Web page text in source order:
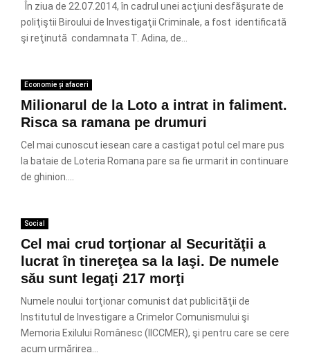
În ziua de 22.07.2014, în cadrul unei acţiuni desfăşurate de
poliţiştii Biroului de Investigaţii Criminale, a fost identificată
şi reţinută condamnata T. Adina, de...
Economie și afaceri
Milionarul de la Loto a intrat in faliment.
Risca sa ramana pe drumuri
Cel mai cunoscut iesean care a castigat potul cel mare pus
la bataie de Loteria Romana pare sa fie urmarit in continuare
de ghinion....
Social
Cel mai crud torţionar al Securităţii a
lucrat în tinereţea sa la Iaşi. De numele
său sunt legaţi 217 morţi
Numele noului torţionar comunist dat publicităţii de
Institutul de Investigare a Crimelor Comunismului şi
Memoria Exilului Românesc (IICCMER), şi pentru care se cere
acum urmărirea...